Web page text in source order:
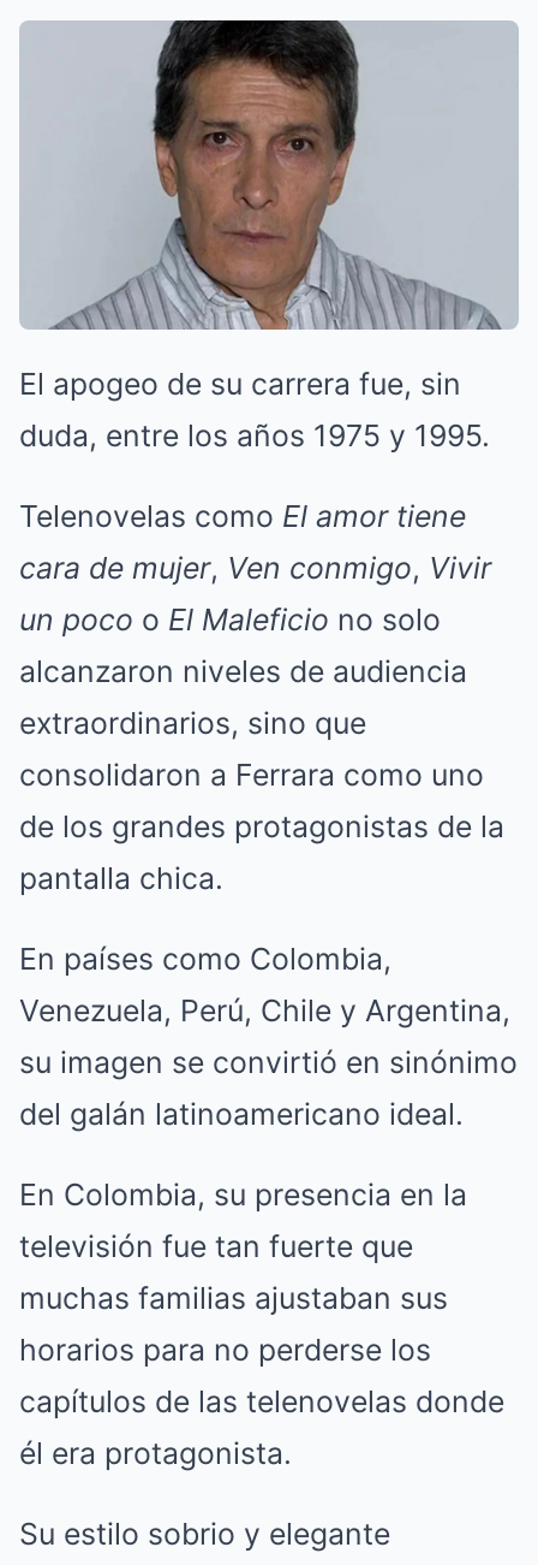
El apogeo de su carrera fue, sin
duda, entre los años 1975 y 1995.
Telenovelas como El amor tiene
cara de mujer, Ven conmigo, Vivir
un poco o El Maleficio no solo
alcanzaron niveles de audiencia
extraordinarios, sino que
consolidaron a Ferrara como uno
de los grandes protagonistas de la
pantalla chica.
En países como Colombia,
Venezuela, Perú, Chile y Argentina,
su imagen se convirtió en sinónimo
del galán latinoamericano ideal.
En Colombia, su presencia en la
televisión fue tan fuerte que
muchas familias ajustaban sus
horarios para no perderse los
capítulos de las telenovelas donde
él era protagonista.
Su estilo sobrio y elegante